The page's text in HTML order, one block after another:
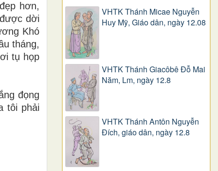
hơn,
dời
Khó
tháng,
tụ họp
đọng
tôi phải
VHTK Thánh Micae Nguyễn
Huy Mỹ, Giáo dân, ngày 12.08
VHTK Thánh Giacôbê Ðỗ Mai
Năm, Lm, ngày 12.8
VHTK Thánh Antôn Nguyễn
Ðích, giáo dân, ngày 12.8